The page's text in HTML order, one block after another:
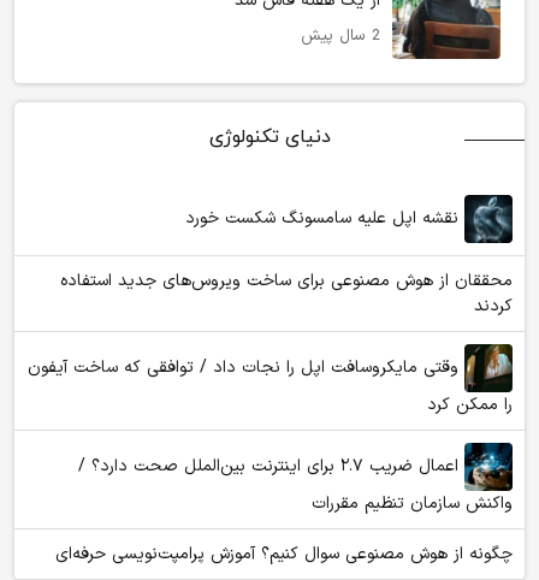
2 سال پیش
دنیای تکنولوژی
نقشه اپل علیه سامسونگ شکست خورد
محققان از هوش مصنوعی برای ساخت ویروس‌های جدید استفاده
کردند
وقتی مایکروسافت اپل را نجات داد / توافقی که ساخت آیفون
را ممکن کرد
اعمال ضریب ۲.۷ برای اینترنت بین‌الملل صحت دارد؟ /
واکنش سازمان تنظیم مقررات
چگونه از هوش مصنوعی سوال کنیم؟ آموزش پرامپت‌نویسی حرفه‌ای